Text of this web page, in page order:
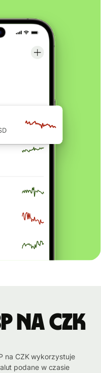
na CZK
na CZK wykorzystuje
podane w czasie